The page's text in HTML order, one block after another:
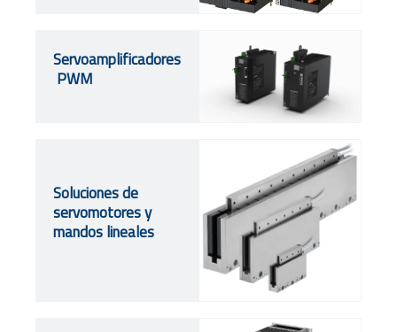
Servoamplificadores
PWM
Soluciones de
servomotores y
mandos lineales